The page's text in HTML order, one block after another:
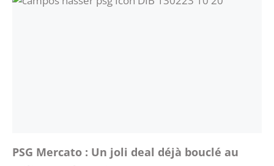
PSG Mercato : Un joli deal déjà bouclé au